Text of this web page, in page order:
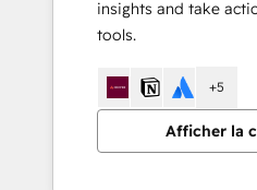
insights and take
tools.
Afficher la
+5